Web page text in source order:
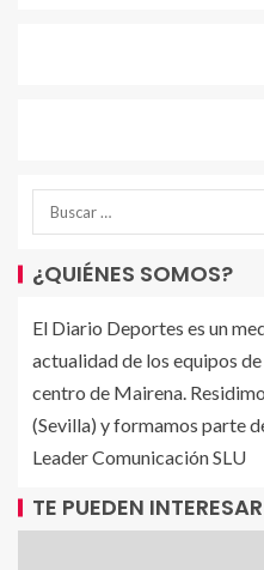
¿QUIÉNES SOMOS?
El Diario Deportes es un
actualidad de los equipos
centro de Mairena.
(Sevilla) y formamos parte
Leader Comunicación SLU
TE PUEDEN INTERESAR